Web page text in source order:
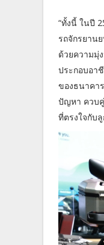
“ทั้งนี้ ในปี
รถจักรยาน
ด้วยความมุ่
ประกอบอา
ของธนาคา
ปัญหา ควบ
ที่ตรงใจกับ